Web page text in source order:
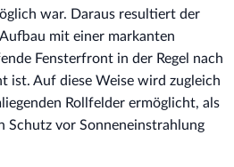
war. Daraus resultiert der
mit einer markanten
Fensterfront in der Regel nach
ist. Auf diese Weise wird zugleich
Rollfelder ermöglicht, als
Schutz vor Sonneneinstrahlung